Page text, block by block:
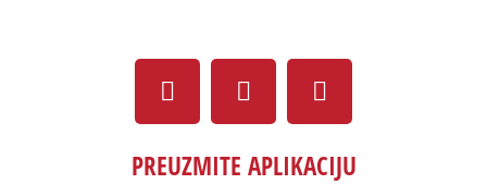
PREUZMITE APLIKACIJU